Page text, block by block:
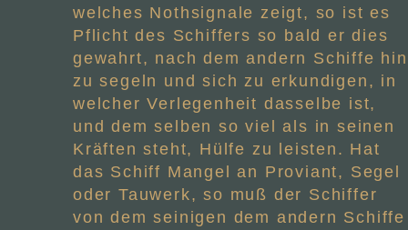
welches Nothsignale zeigt, so ist es
Pflicht des Schiffers so bald er dies
gewahrt, nach dem andern Schiffe hin
zu segeln und sich zu erkundigen, in
welcher Verlegenheit dasselbe ist,
und dem selben so viel als in seinen
Kräften steht, Hülfe zu leisten. Hat
das Schiff Mangel an Proviant, Segel
oder Tauwerk, so muß der Schiffer
von dem seinigen dem andern Schiffe